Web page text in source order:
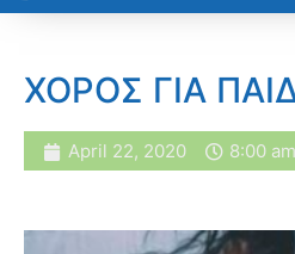
ΧΟΡΟΣ ΓΙΑ
April 22, 2020 8:00 am